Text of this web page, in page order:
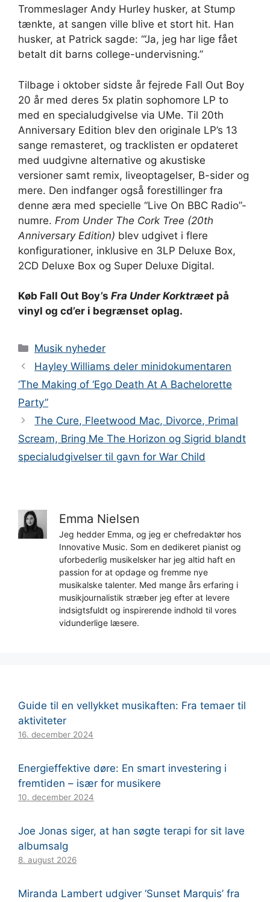
Trommeslager Andy Hurley husker, at Stump
tænkte, at sangen ville blive et stort hit. Han
husker, at Patrick sagde: “‘Ja, jeg har lige fået
betalt dit barns college-undervisning.”
Tilbage i oktober sidste år fejrede Fall Out Boy
20 år med deres 5x platin sophomore LP to
med en specialudgivelse via UMe. Til 20th
Anniversary Edition blev den originale LP’s 13
sange remasteret, og tracklisten er opdateret
med uudgivne alternative og akustiske
versioner samt remix, liveoptagelser, B-sider og
mere. Den indfanger også forestillinger fra
denne æra med specielle “Live On BBC Radio”-
numre. From Under The Cork Tree (20th
Anniversary Edition) blev udgivet i flere
konfigurationer, inklusive en 3LP Deluxe Box,
2CD Deluxe Box og Super Deluxe Digital.
Køb Fall Out Boy’s Fra Under Korktræet på
vinyl og cd’er i begrænset oplag.
Kategorier
Musik nyheder
Hayley Williams deler minidokumentaren
‘The Making of ‘Ego Death At A Bachelorette
Party”
The Cure, Fleetwood Mac, Divorce, Primal
Scream, Bring Me The Horizon og Sigrid blandt
specialudgivelser til gavn for War Child
Emma Nielsen
Jeg hedder Emma, og jeg er chefredaktør hos
Innovative Music. Som en dedikeret pianist og
uforbederlig musikelsker har jeg altid haft en
passion for at opdage og fremme nye
musikalske talenter. Med mange års erfaring i
musikjournalistik stræber jeg efter at levere
indsigtsfuldt og inspirerende indhold til vores
vidunderlige læsere.
Guide til en vellykket musikaften: Fra temaer til
aktiviteter
16. december 2024
Energieffektive døre: En smart investering i
fremtiden – især for musikere
10. december 2024
Joe Jonas siger, at han søgte terapi for sit lave
albumsalg
8. august 2026
Miranda Lambert udgiver ‘Sunset Marquis’ fra